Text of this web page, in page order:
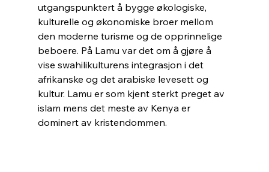
utgangspunktert å bygge økologiske,
kulturelle og økonomiske broer mellom
den moderne turisme og de opprinnelige
beboere. På Lamu var det om å gjøre å
vise swahilikulturens integrasjon i det
afrikanske og det arabiske levesett og
kultur. Lamu er som kjent sterkt preget av
islam mens det meste av Kenya er
dominert av kristendommen.